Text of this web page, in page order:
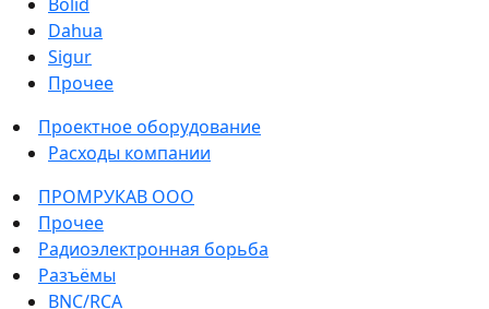
Dahua
Sigur
Прочее
Проектное оборудование
Расходы компании
ПРОМРУКАВ ООО
Прочее
Радиоэлектронная борьба
Разъёмы
BNC/RCA